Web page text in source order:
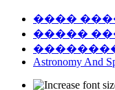
����
�����
Astronomy And